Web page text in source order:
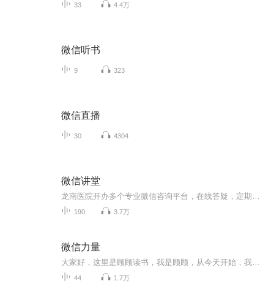
33 4.4万
微信听书
9 323
微信直播
30 4304
微信讲堂
190 3.7万
微信力量
44 1.7万